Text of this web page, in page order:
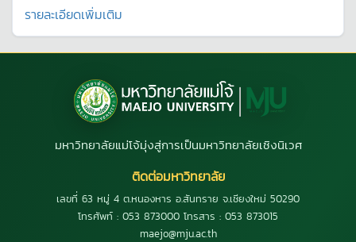
รายละเอียดเพิ่มเติม
มหาวิทยาลัยแม่โจ้มุ่งสู่การเป็นมหาวิทยาลัยเชิงนิเวศ
ติดต่อมหาวิทยาลัย
เลขที่ 63 หมู่ 4 ต.หนองหาร อ.สันทราย จ.เชียงใหม่ 50290
โทรศัพท์ : 053 873000 โทรสาร : 053 873015
maejo@mju.ac.th